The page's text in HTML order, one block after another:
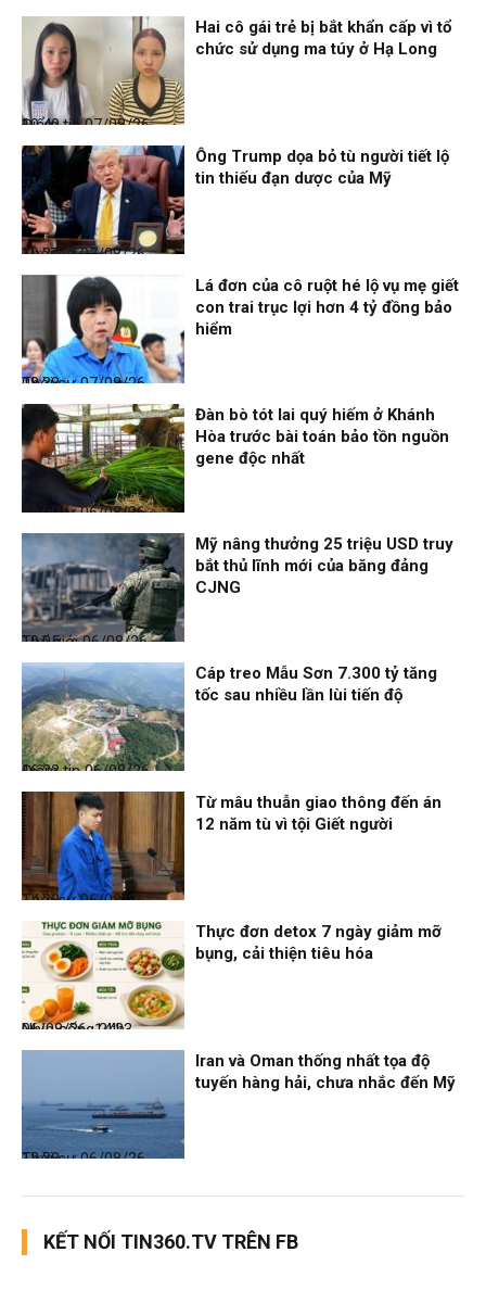
Điểm tin
07/08/26, 10:40
Hai cô gái trẻ bị bắt khẩn cấp vì tổ
chức sử dụng ma túy ở Hạ Long
Thời sự
07/08/26, 10:27
Ông Trump dọa bỏ tù người tiết lộ
tin thiếu đạn dược của Mỹ
Thời sự
07/08/26, 08:38
Lá đơn của cô ruột hé lộ vụ mẹ giết
con trai trục lợi hơn 4 tỷ đồng bảo
hiểm
Thời sự
06/08/26, 19:09
Đàn bò tót lai quý hiếm ở Khánh
Hòa trước bài toán bảo tồn nguồn
gene độc nhất
Thế giới
06/08/26, 19:05
Mỹ nâng thưởng 25 triệu USD truy
bắt thủ lĩnh mới của băng đảng
CJNG
Điểm tin
06/08/26, 16:23
Cáp treo Mẫu Sơn 7.300 tỷ tăng
tốc sau nhiều lần lùi tiến độ
Thời sự
06/08/26, 14:28
Từ mâu thuẫn giao thông đến án
12 năm tù vì tội Giết người
Nhịp sống 24h
06/08/26, 14:23
Thực đơn detox 7 ngày giảm mỡ
bụng, cải thiện tiêu hóa
Thời sự
06/08/26, 12:38
Iran và Oman thống nhất tọa độ
tuyến hàng hải, chưa nhắc đến Mỹ
KẾT NỐI TIN360.TV TRÊN FB